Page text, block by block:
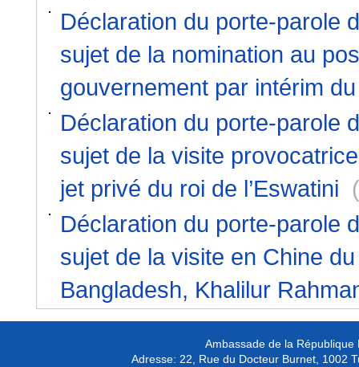
Déclaration du porte-parole
sujet de la nomination au
gouvernement par intérim
Déclaration du porte-parole
sujet de la visite
jet privé du roi de l’Eswatini
Déclaration du porte-parole
sujet de la visite en Chine
Bangladesh, Khalilur
Ambassade de la
Adresse: 22, Rue du Docteur Burnet, 1002